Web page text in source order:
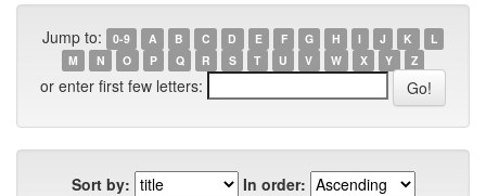
Jump to: 0-9 A B C D E F G H I J K
L
M
N O P Q R S T U V W X Y Z
or enter first few letters:
Sort by:
In order: